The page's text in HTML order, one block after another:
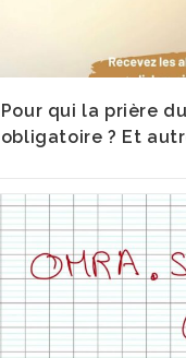
Pour qui la prière
obligatoire ? Et